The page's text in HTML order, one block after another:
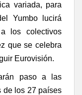
variada, para
Yumbo lucirá
los colectivos
que se celebra
Eurovisión.
paso a las
de los 27 países